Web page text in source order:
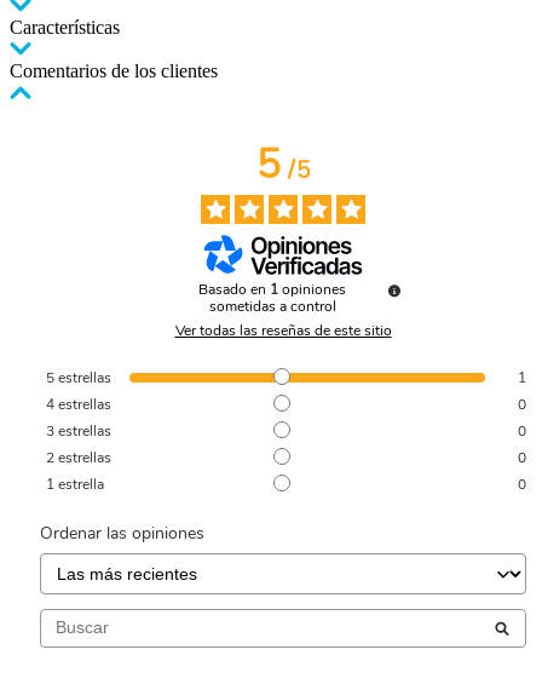
Características
Comentarios de los clientes
5/5
Basado en 1opiniones
sometidas a control
Ver todas las reseñas de este sitio
5estrellas
1
4estrellas
0
3estrellas
0
2estrellas
0
1estrella 0
Ordenar las opiniones